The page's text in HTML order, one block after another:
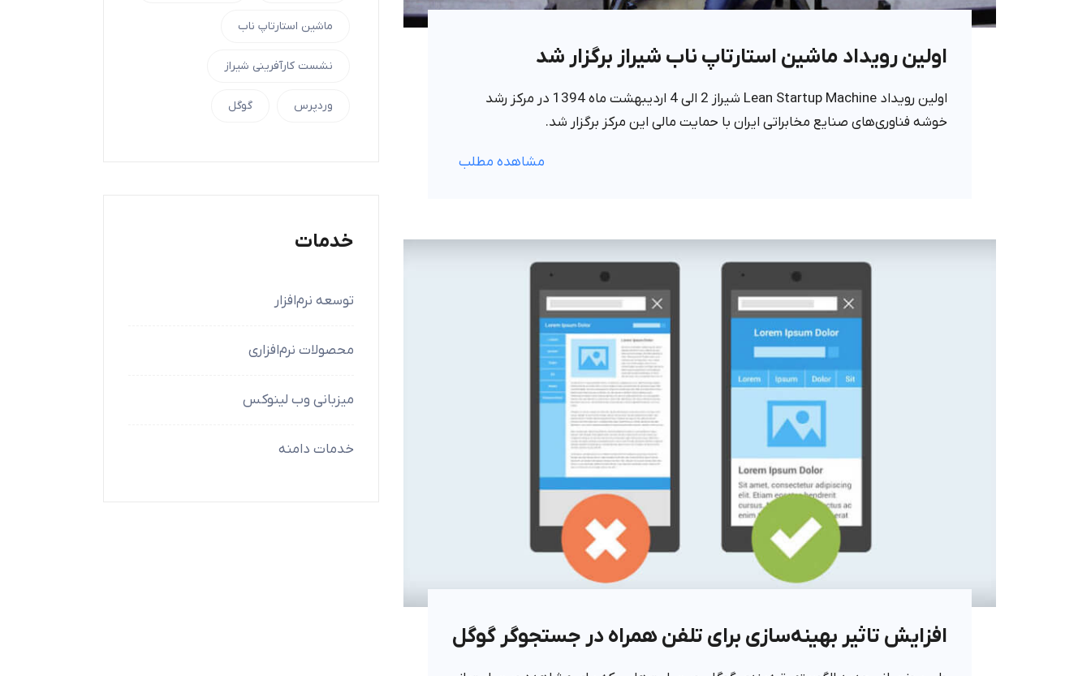
اولین رویداد ماشین استارتاپ ناب شیراز‎ برگزار شد
اولین رویداد Lean Startup Machine شیراز 2 الی 4 اردیبهشت ماه 1394 در مرکز رشد
خوشه فناوری‌های صنایع مخابراتی ایران با حمایت مالی این مرکز برگزار شد.
مشاهده مطلب
افزایش تاثیر بهینه‌سازی برای تلفن همراه در جستجوگر گوگل
ماشین استارتاپ ناب
نشست کارآفرینی شیراز
وردپرس گوگل
خدمات
توسعه نرم‌افزار
محصولات نرم‌افزاری
میزبانی وب لینوکس
خدمات دامنه